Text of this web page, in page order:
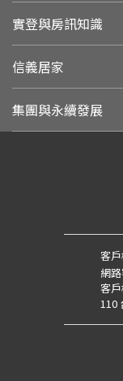
實登與房訊知識
信義居家
集團與永續發展
客
網路
客戶
110